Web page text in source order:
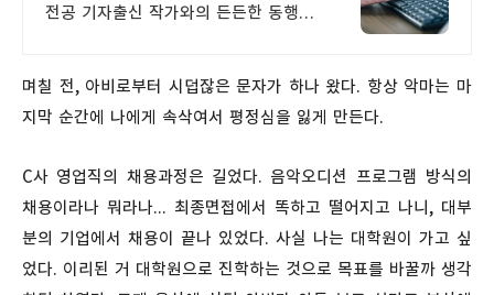
전공 기자출신 작가와의 든든한 동행
며칠 전, 아비로부터 시덥잖은 문자가 하나 왔다. 항상 악마는 마
지막 순간에 나에게 속삭여서 평정심을 잃게 만든다.
C사 영업직의 채용과정은 길었다. 음악오디션 프로그램 방식의
채용이라나 뭐라나... 최종면접에서 똑하고 떨어지고 나니, 대부
분의 기업에서 채용이 끝나 있었다. 사실 나는 대학원이 가고 싶
었다. 이리된 거 대학원으로 진학하는 것으로 목표를 바꿀까 생각